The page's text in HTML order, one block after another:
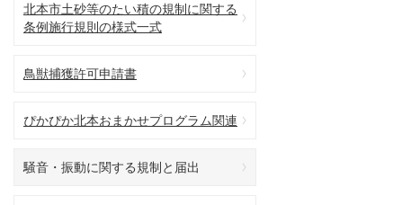
北本市土砂等のたい積の規制に関する
条例施行規則の様式一式
鳥獣捕獲許可申請書
ぴかぴか北本おまかせプログラム関連
騒音・振動に関する規制と届出